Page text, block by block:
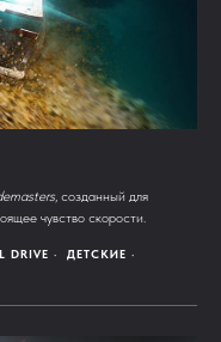
, созданный для
чувство скорости.
DRIVE
ДЕТСКИЕ